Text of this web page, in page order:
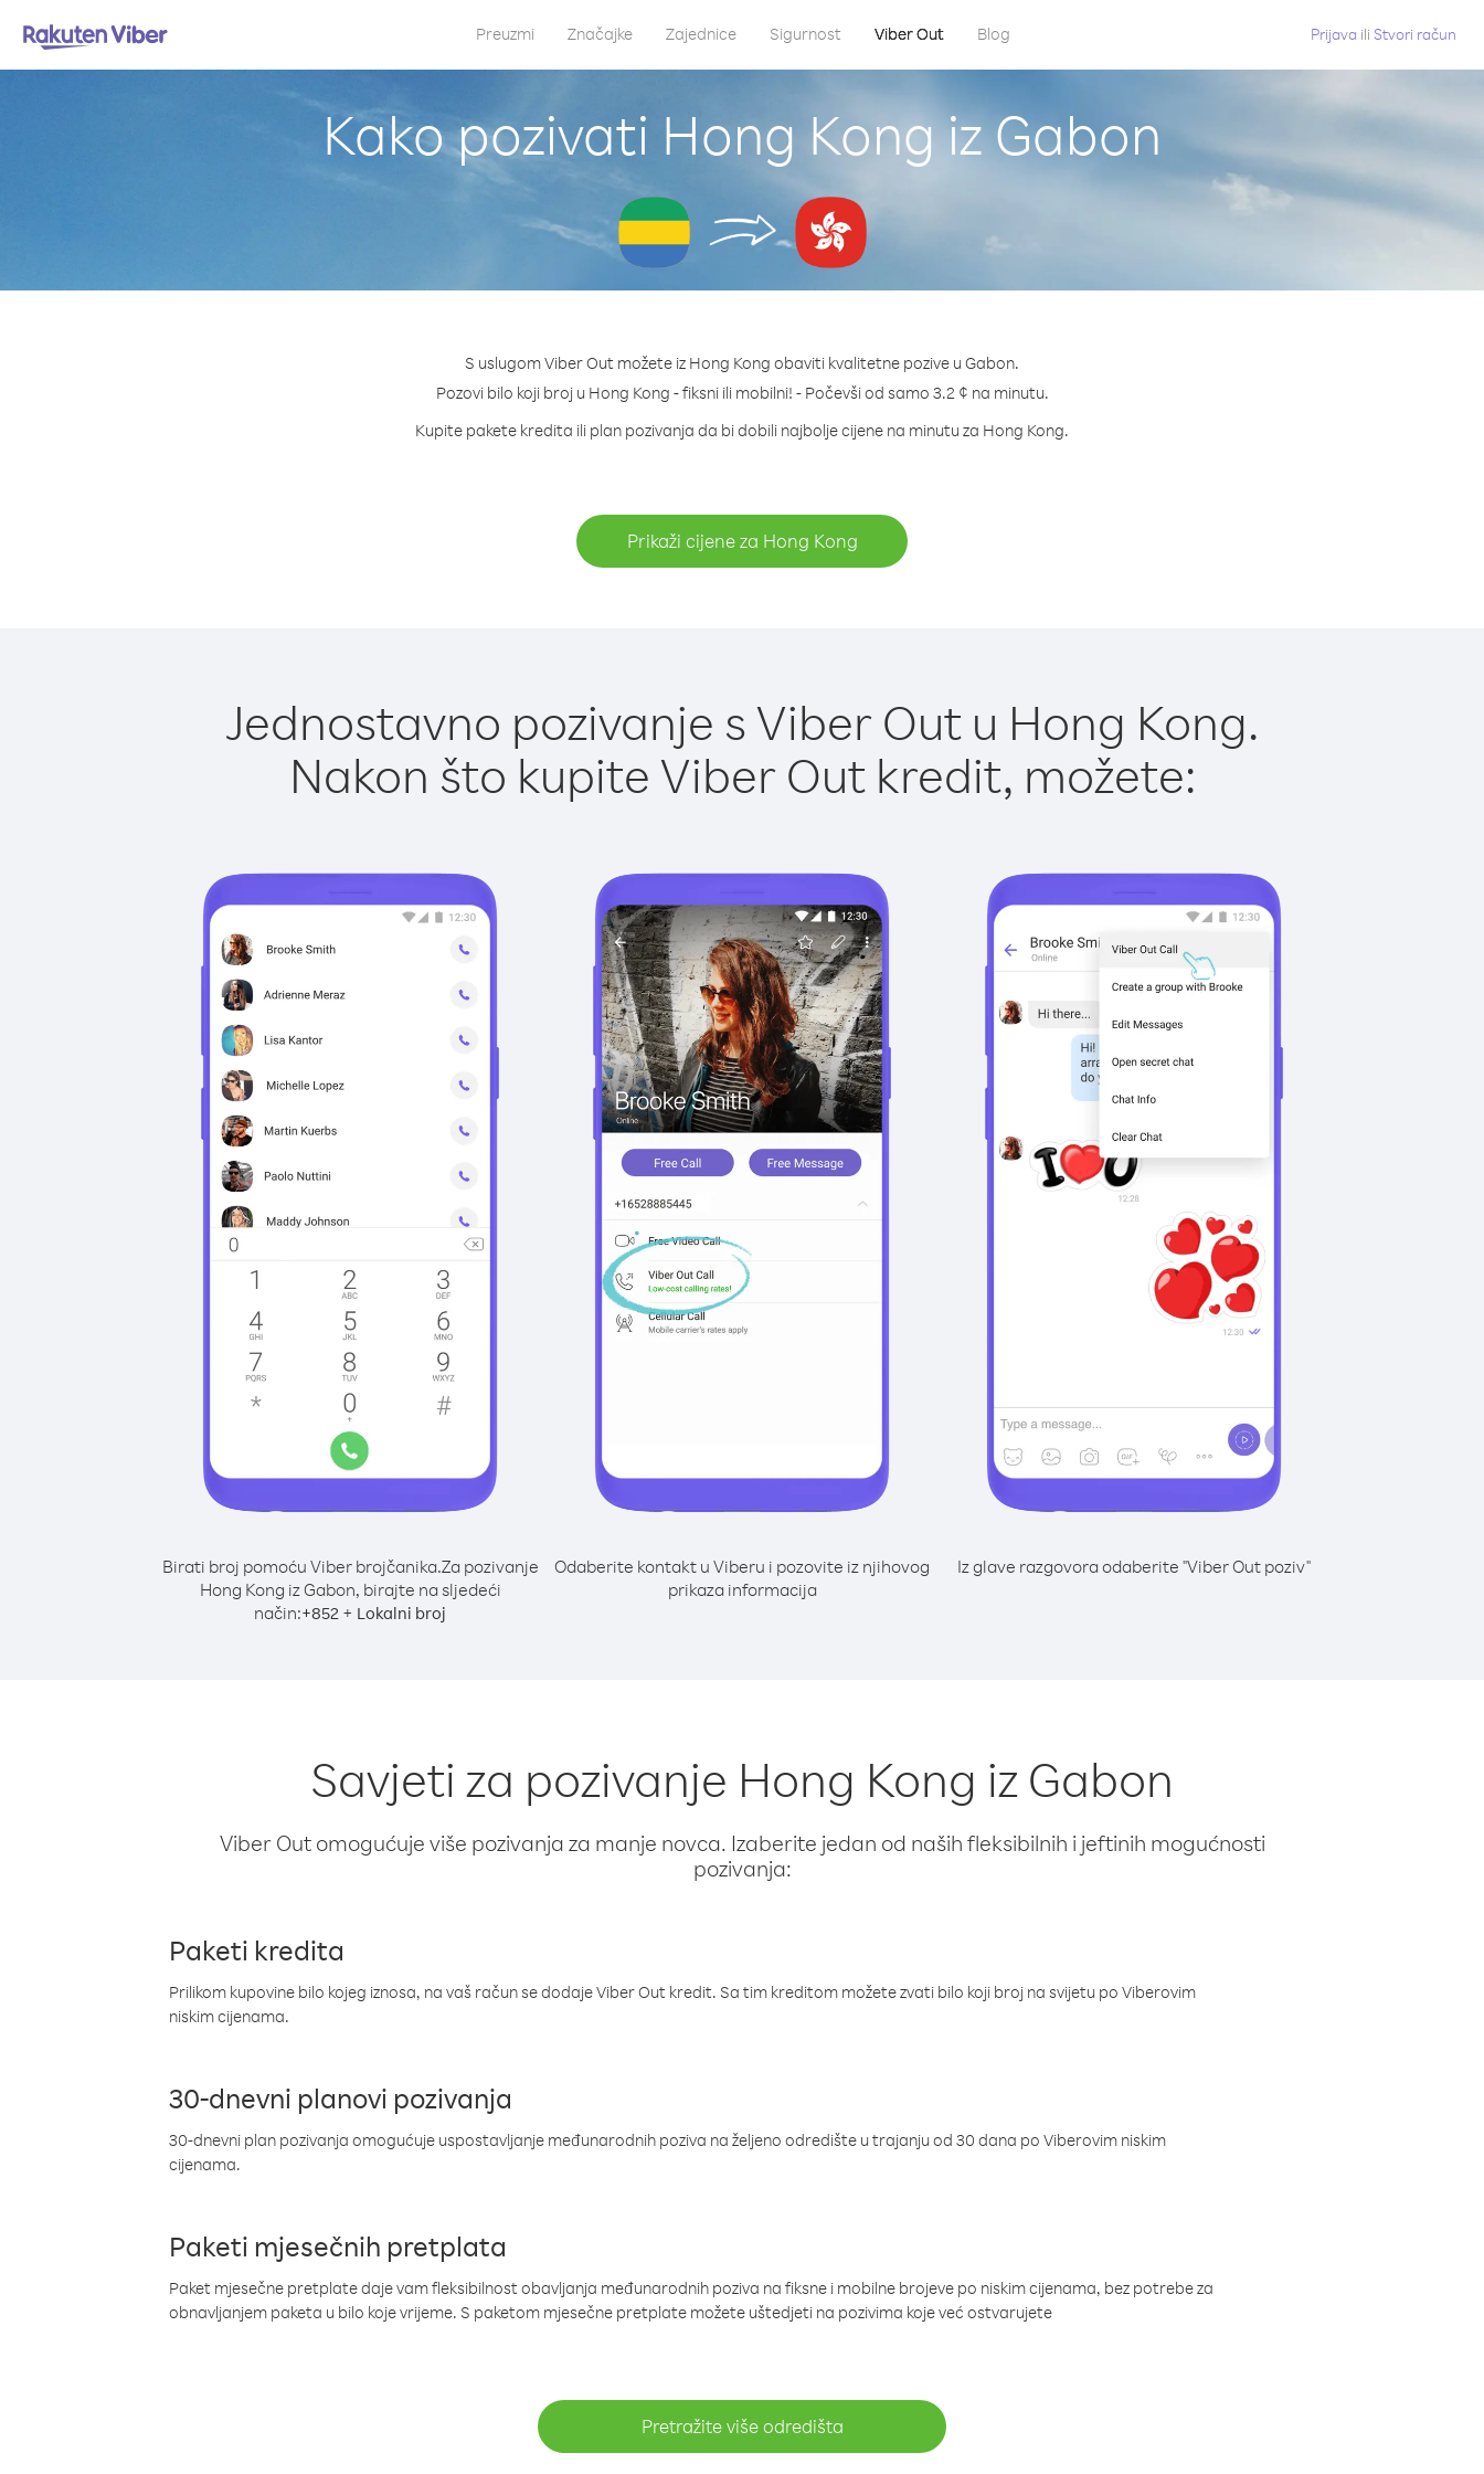
Preuzmi Značajke Zajednice Sigurnost Viber Out Blog Prijava ili Stvori račun
Kako pozivati Hong Kong iz Gabon
S uslugom Viber Out možete iz Hong Kong obaviti kvalitetne pozive u Gabon.
Pozovi bilo koji broj u Hong Kong - fiksni ili mobilni! - Počevši od samo 3.2 ¢ na minutu.
Kupite pakete kredita ili plan pozivanja da bi dobili najbolje cijene na minutu za Hong Kong.
Prikaži cijene za Hong Kong
Jednostavno pozivanje s Viber Out u Hong Kong.
Nakon što kupite Viber Out kredit, možete:
Birati broj pomoću Viber brojčanika.Za pozivanje
Hong Kong iz Gabon, birajte na sljedeći
način:+852 + Lokalni broj
Odaberite kontakt u Viberu i pozovite iz njihovog
prikaza informacija
Iz glave razgovora odaberite "Viber Out poziv"
Savjeti za pozivanje Hong Kong iz Gabon
Viber Out omogućuje više pozivanja za manje novca. Izaberite jedan od naših fleksibilnih i jeftinih mogućnosti
pozivanja:
Paketi kredita
Prilikom kupovine bilo kojeg iznosa, na vaš račun se dodaje Viber Out kredit. Sa tim kreditom možete zvati bilo koji broj na svijetu po Viberovim
niskim cijenama.
30-dnevni planovi pozivanja
30-dnevni plan pozivanja omogućuje uspostavljanje međunarodnih poziva na željeno odredište u trajanju od 30 dana po Viberovim niskim
cijenama.
Paketi mjesečnih pretplata
Paket mjesečne pretplate daje vam fleksibilnost obavljanja međunarodnih poziva na fiksne i mobilne brojeve po niskim cijenama, bez potrebe za
obnavljanjem paketa u bilo koje vrijeme. S paketom mjesečne pretplate možete uštedjeti na pozivima koje već ostvarujete
Pretražite više odredišta